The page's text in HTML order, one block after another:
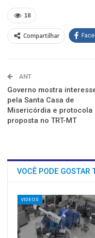
em
nova
janela)
18
Compartilhar
ANT
Governo mostra
pela Santa Casa de
Misericórdia e protocola
proposta no TRT-MT
VOCÊ PODE GOSTAR
VIDEOS